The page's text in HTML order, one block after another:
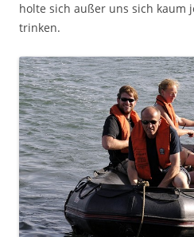
holte sich außer uns sich kaum
trinken.